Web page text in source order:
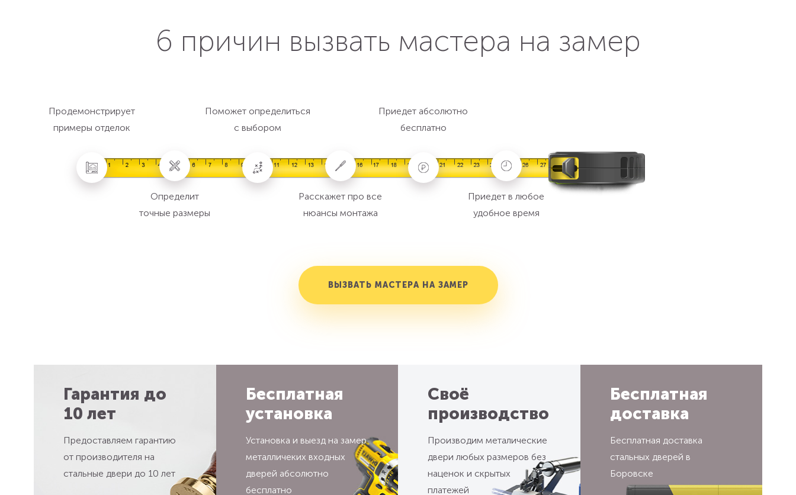
6 причин вызвать мастера на замер
Продемонстрирует
примеры отделок
Определит
точные размеры
Поможет определиться
с выбором
Расскажет про все
нюансы монтажа
Приедет абсолютно
бесплатно
Приедет в любое
удобное время
ВЫЗВАТЬ МАСТЕРА НА ЗАМЕР
Гарантия до
10 лет
Предоставляем гарантию
от производителя на
стальные двери до 10 лет
Бесплатная
установка
Установка и выезд на замер
металличеких входных
дверей абсолютно
бесплатно
Своё
производство
Производим металические
двери любых размеров без
наценок и скрытых
платежей
Бесплатная
доставка
Бесплатная доставка
стальных дверей в
Боровске